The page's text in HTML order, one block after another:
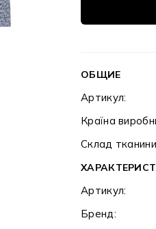
ОБЩИЕ
Артикул:
Країна
Склад
Артикул:
Бренд: